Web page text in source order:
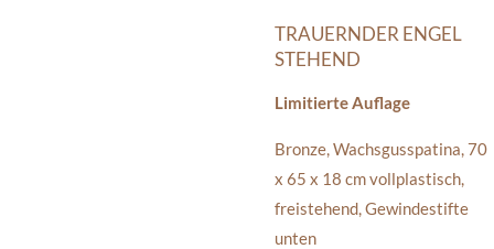
TRAUERNDER ENGEL
STEHEND
Limitierte Auflage
Bronze,Wachsgusspatina,70
x 65 x 18 cmvollplastisch,
freistehend, Gewindestifte
unten